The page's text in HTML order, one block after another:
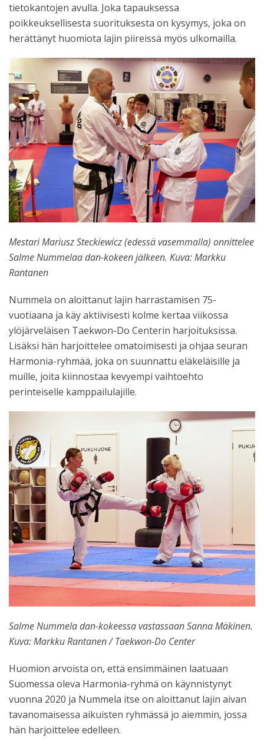
tietokantojen avulla. Joka tapauksessa
poikkeuksellisesta suorituksesta on kysymys, joka on
herättänyt huomiota lajin piireissä myös ulkomailla.
Mestari Mariusz Steckiewicz (edessä vasemmalla) onnittelee
Salme Nummelaa dan-kokeen jälkeen. Kuva: Markku
Rantanen
Nummela on aloittanut lajin harrastamisen 75-
vuotiaana ja käy aktiivisesti kolme kertaa viikossa
ylöjärveläisen Taekwon-Do Centerin harjoituksissa.
Lisäksi hän harjoittelee omatoimisesti ja ohjaa seuran
Harmonia-ryhmää, joka on suunnattu eläkeläisille ja
muille, joita kiinnostaa kevyempi vaihtoehto
perinteiselle kamppailulajille.
Salme Nummela dan-kokeessa vastassaan Sanna Mäkinen.
Kuva: Markku Rantanen / Taekwon-Do Center
Huomion arvoista on, että ensimmäinen laatuaan
Suomessa oleva Harmonia-ryhmä on käynnistynyt
vuonna 2020 ja Nummela itse on aloittanut lajin aivan
tavanomaisessa aikuisten ryhmässä jo aiemmin, jossa
hän harjoittelee edelleen.